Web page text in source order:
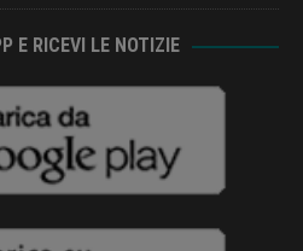
E RICEVI LE NOTIZIE